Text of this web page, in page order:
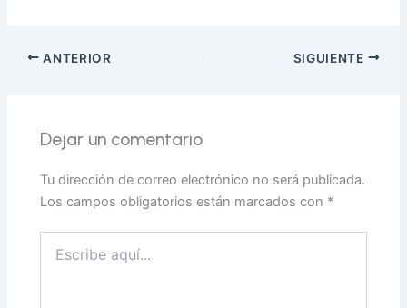
ANTERIOR SIGUIENTE
Dejar un comentario
Tu dirección de correo electrónico no será publicada.
Los campos obligatorios están marcados con *
aquí...